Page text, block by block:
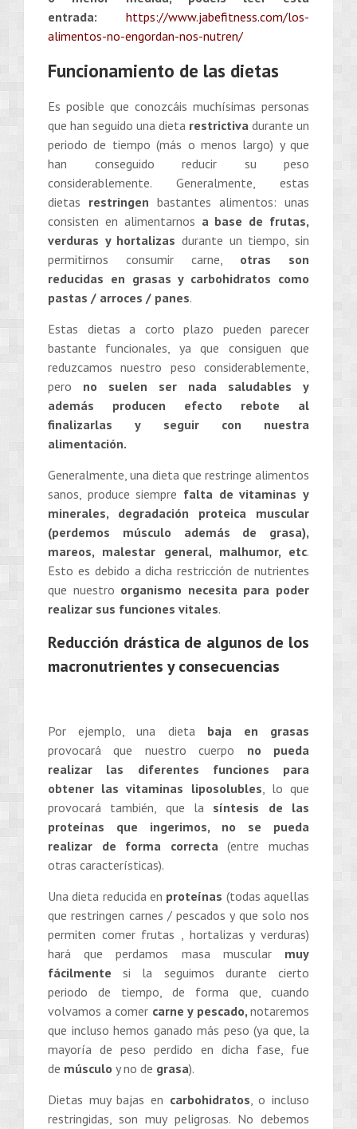
entrada: https://www.jabefitness.com/los-
alimentos-no-engordan-nos-nutren/
Funcionamiento de las dietas
Es posible que conozcáis muchísimas personas
que han seguido una dieta restrictiva durante un
periodo de tiempo (más o menos largo) y que
han conseguido reducir su peso
considerablemente. Generalmente, estas
dietas restringen bastantes alimentos: unas
consisten en alimentarnos a base de frutas,
verduras y hortalizas durante un tiempo, sin
permitirnos consumir carne, otras son
reducidas en grasas y carbohidratos como
pastas / arroces / panes.
Estas dietas a corto plazo pueden parecer
bastante funcionales, ya que consiguen que
reduzcamos nuestro peso considerablemente,
pero no suelen ser nada saludables y
además producen efecto rebote al
finalizarlas y seguir con nuestra
alimentación.
Generalmente, una dieta que restringe alimentos
sanos, produce siempre falta de vitaminas y
minerales, degradación proteica muscular
(perdemos músculo además de grasa),
mareos, malestar general, malhumor, etc.
Esto es debido a dicha restricción de nutrientes
que nuestro organismo necesita para poder
realizar sus funciones vitales.
Reducción drástica de algunos de los
macronutrientes y consecuencias
Por ejemplo, una dieta baja en grasas
provocará que nuestro cuerpo no pueda
realizar las diferentes funciones para
obtener las vitaminas liposolubles, lo que
provocará también, que la síntesis de las
proteínas que ingerimos, no se pueda
realizar de forma correcta(entre muchas
otras características).
Una dieta reducida en proteínas (todas aquellas
que restringen carnes / pescados y que solo nos
permiten comer frutas , hortalizas y verduras)
hará que perdamos masa muscular muy
fácilmente si la seguimos durante cierto
periodo de tiempo, de forma que, cuando
volvamos a comer carne y pescado, notaremos
que incluso hemos ganado más peso (ya que, la
mayoría de peso perdido en dicha fase, fue
de músculo y no de grasa).
Dietas muy bajas en carbohidratos, o incluso
restringidas, son muy peligrosas. No debemos